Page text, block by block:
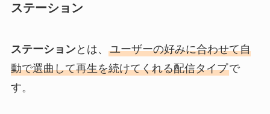
ステーション
ステーションとは、 ユーザーの好みに合わせて自
動で選曲して再生を続けてくれる配信タイプで
す。